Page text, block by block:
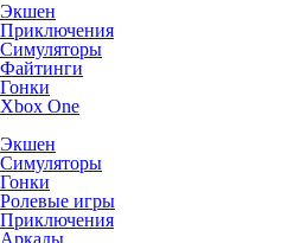
Экшен
Приключения
Симуляторы
Файтинги
Гонки
Xbox One
Экшен
Симуляторы
Гонки
Ролевые игры
Приключения
Аркады